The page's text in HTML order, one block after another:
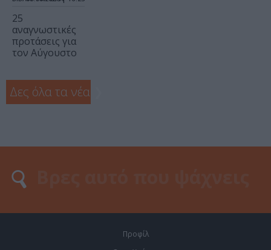
25
αναγνωστικές
προτάσεις για
τον Αύγουστο
Δες όλα τα νέα
Προφίλ